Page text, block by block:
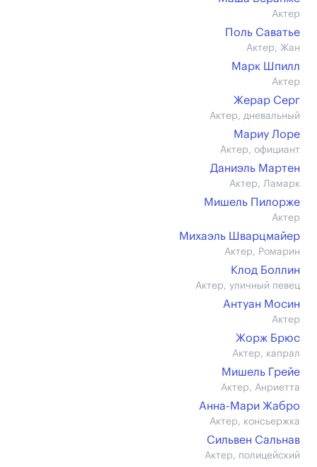
Актер
Поль Саватье
Актер, Жан
Марк Шпилл
Актер
Жерар Серг
Актер, дневальный
Мариу Лоре
Актер, официант
Даниэль Мартен
Актер, Ламарк
Мишель Пилорже
Актер
Михаэль Шварцмайер
Актер, Ромарин
Клод Боллин
Актер, уличный певец
Антуан Мосин
Актер
Жорж Брюс
Актер, капрал
Мишель Грейе
Актер, Анриетта
Анна-Мари Жабро
Актер, консьержка
Сильвен Сальнав
Актер, полицейский